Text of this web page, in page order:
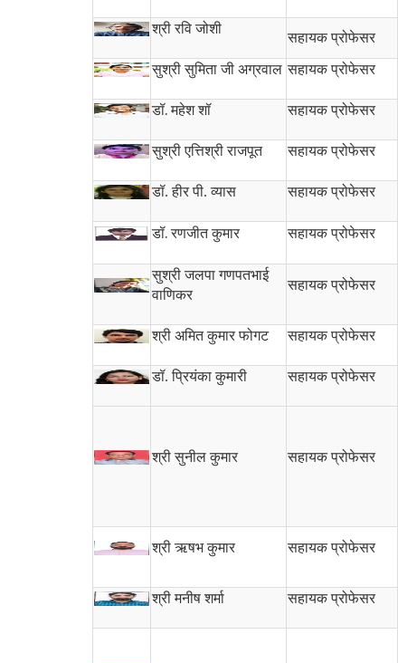
श्री रवि जोशी
सहायक प्रोफेसर
सुश्री सुमिता जी अग्रवाल सहायक प्रोफेसर
डॉ.महेश शॉ सहायक प्रोफेसर
सुश्री एत्तिश्री राजपूत सहायक प्रोफेसर
डॉ. हीर पी. व्यास सहायक प्रोफेसर
डॉ.रणजीत कुमार सहायक प्रोफेसर
सुश्री जलपा गणपतभाई
वाणिकर
सहायक प्रोफेसर
श्री अमित कुमार फोगट सहायक प्रोफेसर
डॉ. प्रियंका कुमारी सहायक प्रोफेसर
श्री सुनील कुमार सहायक प्रोफेसर
श्री ऋषभ कुमार सहायक प्रोफेसर
श्री मनीष शर्मा सहायक प्रोफेसर